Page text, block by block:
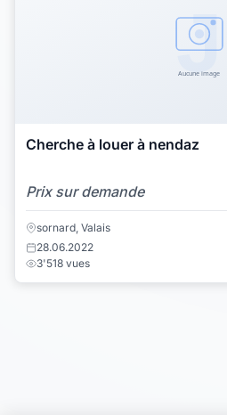
Cherche à louer à nendaz
Prix sur demande
sornard, Valais
28.06.2022
3'518 vues